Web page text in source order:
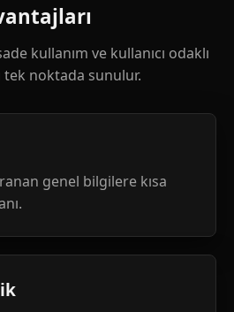
kullanım ve kullanıcı odaklı
tek noktada sunulur.
genel bilgilere kısa